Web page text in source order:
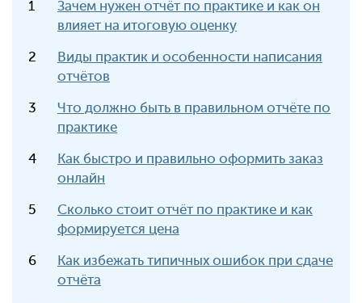
Зачем нужен отчёт по практике и как он
влияет на итоговую оценку
Виды практик и особенности написания
отчётов
Что должно быть в правильном отчёте по
практике
Как быстро и правильно оформить заказ
онлайн
Сколько стоит отчёт по практике и как
формируется цена
Как избежать типичных ошибок при сдаче
отчёта